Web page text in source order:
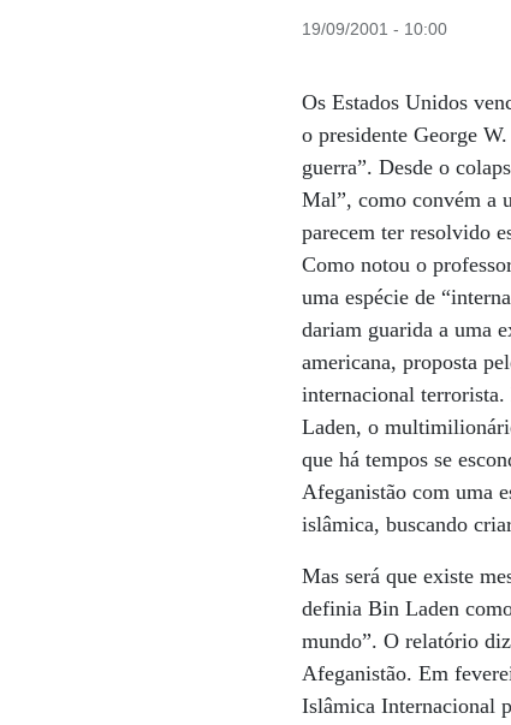
19/09/2001 - 10:00
Os Estados Unidos
o presidente George
guerra”. Desde o
Mal”, como convém a
parecem ter resolvido
Como notou o
uma espécie de
dariam guarida a uma
americana, proposta
internacional terrorista.
Laden, o
que há tempos se
Afeganistão com uma
islâmica, buscando
Mas será que existe
definia Bin Laden
mundo”. O relatório
Afeganistão. Em
Islâmica Internacional